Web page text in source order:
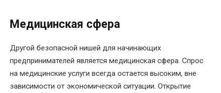
Медицинская сфера
Другой безопасной нишей для начинающих
предпринимателей является медицинская сфера. Спрос
на медицинские услуги всегда остается высоким, вне
зависимости от экономической ситуации. Открытие